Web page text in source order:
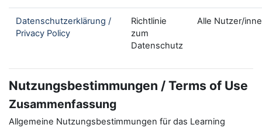
Datenschutzerklärung /
Privacy Policy
Richtlinie
zum
Datenschutz
Alle Nutzer/
Nutzungsbestimmungen / Terms of Use
Zusammenfassung
Allgemeine Nutzungsbestimmungen für das Learning